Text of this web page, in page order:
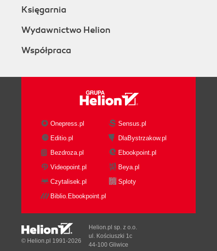
Księgarnia
Wydawnictwo Helion
Współpraca
Onepress.pl
Sensus.pl
Editio.pl
DlaBystrzakow.pl
Bezdroza.pl
Ebookpoint.pl
Videopoint.pl
Beya.pl
Czytalisek.pl
Sploty
Biblio.Ebookpoint.pl
© Helion.pl 1991-2026
Helion.pl sp. z o.o.
ul. Kościuszki 1c
44-100 Gliwice